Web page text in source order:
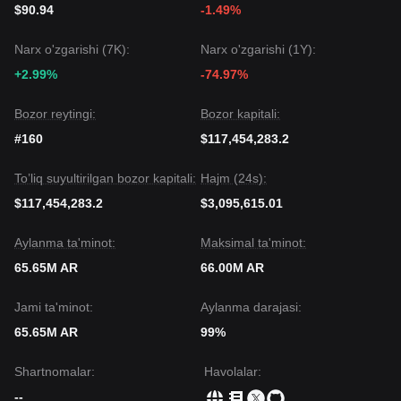
Tahlilchilar o'rtasidagi umumiy konsensus shundaki, garchi
volatillikka duch kelishi mumkin bo'lsa-da, $1.75dagi muhim
qo'llab-quvvatlashni saqlab qolish hal qiluvchi ahamiyatga
ega. Agar bu daraja ushlab tursa, o'rta muddatli tendensiya
$90.94
-1.49%
Narx o'zgarishi (7K):
+2.99%
Narx o'zgarishi (1Y):
-74.97%
Bozor reytingi:
#160
Bozor kapitali:
$117,454,283.2
To’liq suyultirilgan bozor kapitali:
$117,454,283.2
Hajm (24s):
$3,095,615.01
Aylanma ta'minot:
65.65M AR
Maksimal ta'minot:
66.00M AR
Jami ta'minot:
65.65M AR
Aylanma darajasi:
99%
Shartnomalar:
--
Havolalar: